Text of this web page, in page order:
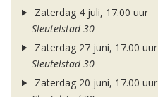
Zaterdag 4 juli, 17.00 uur
Sleutelstad 30
Zaterdag 27 juni, 17.00 uur
Sleutelstad 30
Zaterdag 20 juni, 17.00 uur